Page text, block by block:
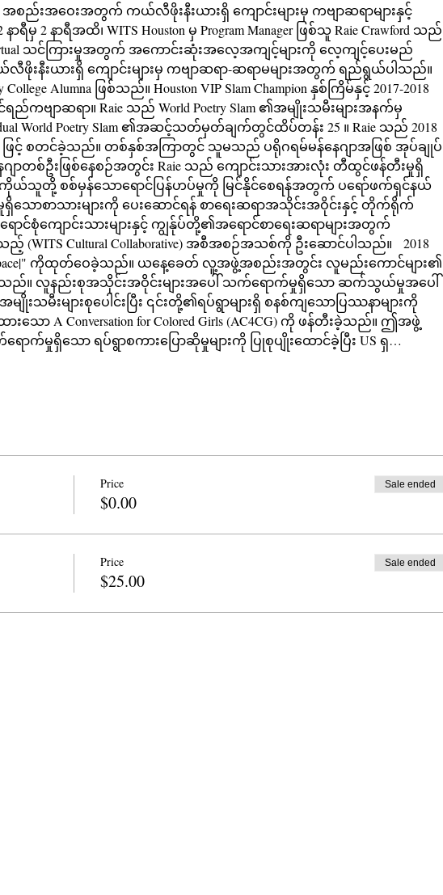
အစည်းအဝေးအတွက် ကယ်လီဖိုးနီးယားရှိ ကျောင်းများမှ ကဗျာဆရာများနှင့်
မှ 2 နာရီအထိ၊ WITS Houston မှ Program Manager ဖြစ်သူ Raie Crawford သည်
သင်ကြားမှုအတွက် အကောင်းဆုံးအလေ့အကျင့်များကို လေ့ကျင့်ပေးမည်
နီးယားရှိ ကျောင်းများမှ ကဗျာဆရာ-ဆရာမများအတွက် ရည်ရွယ်ပါသည်။
ကဗျာဆရာ။ Raie သည် World Poetry Slam ၏အမျိုးသမီးများအနက်မှ
World Poetry Slam ၏အဆင့်သတ်မှတ်ချက်တွင်ထိပ်တန်း 25 ။ Raie သည် 2018
ဖြင့် စတင်ခဲ့သည်။ တစ်နှစ်အကြာတွင် သူမသည် ပရိုဂရမ်မန်နေဂျာအဖြစ် အုပ်ချုပ်
ာတစ်ဦးဖြစ်နေစဉ်အတွင်း Raie သည် ကျောင်းသားအားလုံး တီထွင်ဖန်တီးမှုရှိ
တို့ စစ်မှန်သောရောင်ပြန်ဟပ်မှုကို မြင်နိုင်စေရန်အတွက် ပရော်ဖက်ရှင်နယ်
ောစာသားများကို ပေးဆောင်ရန် စာရေးဆရာအသိုင်းအဝိုင်းနှင့် တိုက်ရိုက်
ကျောင်းသားများနှင့် ကျွန်ုပ်တို့၏အရောင်စာရေးဆရာများအတွက်
Cultural Collaborative) အစီအစဉ်အသစ်ကို ဦးဆောင်ပါသည်။   2018
ကိုထုတ်ဝေခဲ့သည်။ ယနေ့ခေတ် လူ့အဖွဲ့အစည်းအတွင်း လူမည်းကောင်များ၏
င်ခဲ့သည်။ လူနည်းစုအသိုင်းအဝိုင်းများအပေါ် သက်ရောက်မှုရှိသော ဆက်သွယ်မှုအပေါ်
းသမီးများစုပေါင်းပြီး ၎င်းတို့၏ရပ်ရွာများရှိ စနစ်ကျသောပြဿနာများကို
ော A Conversation for Colored Girls (AC4CG) ကို ဖန်တီးခဲ့သည်။ ဤအဖွဲ့
က်မှုရှိသော ရပ်ရွာစကားပြောဆိုမှုများကို ပြုစုပျိုးထောင်ခဲ့ပြီး US ရှ…
Price
$0.00
Sale ended
Price
$25.00
Sale ended